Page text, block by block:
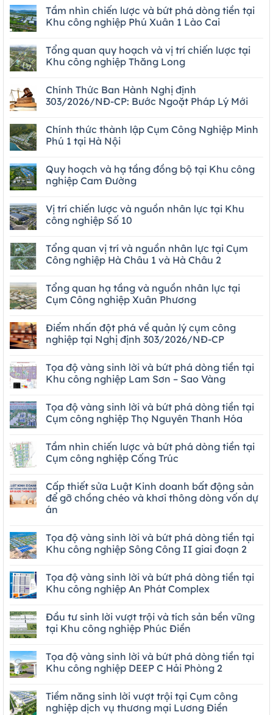
Tầm nhìn chiến lược và bứt phá dòng tiền tại
Khu công nghiệp Phú Xuân 1 Lào Cai
Tổng quan quy hoạch và vị trí chiến lược tại
Khu công nghiệp Thăng Long
Chính Thức Ban Hành Nghị định
303/2026/NĐ-CP: Bước Ngoặt Pháp Lý Mới
Chính thức thành lập Cụm Công Nghiệp Minh
Phú 1 tại Hà Nội
Quy hoạch và hạ tầng đồng bộ tại Khu công
nghiệp Cam Đường
Vị trí chiến lược và nguồn nhân lực tại Khu
công nghiệp Số 10
Tổng quan vị trí và nguồn nhân lực tại Cụm
Công nghiệp Hà Châu 1 và Hà Châu 2
Tổng quan hạ tầng và nguồn nhân lực tại
Cụm Công nghiệp Xuân Phương
Điểm nhấn đột phá về quản lý cụm công
nghiệp tại Nghị định 303/2026/NĐ-CP
Tọa độ vàng sinh lời và bứt phá dòng tiền tại
Khu công nghiệp Lam Sơn – Sao Vàng
Tọa độ vàng sinh lời và bứt phá dòng tiền tại
Cụm công nghiệp Thọ Nguyên Thanh Hóa
Tầm nhìn chiến lược và bứt phá dòng tiền tại
Cụm công nghiệp Cống Trúc
Cấp thiết sửa Luật Kinh doanh bất động sản
để gỡ chồng chéo và khơi thông dòng vốn dự
án
Tọa độ vàng sinh lời và bứt phá dòng tiền tại
Khu công nghiệp Sông Công II giai đoạn 2
Tọa độ vàng sinh lời và bứt phá dòng tiền tại
Khu công nghiệp An Phát Complex
Đầu tư sinh lời vượt trội và tích sản bền vững
tại Khu công nghiệp Phúc Điền
Tọa độ vàng sinh lời và bứt phá dòng tiền tại
Khu công nghiệp DEEP C Hải Phòng 2
Tiềm năng sinh lời vượt trội tại Cụm công
nghiệp dịch vụ thương mại Lương Điền